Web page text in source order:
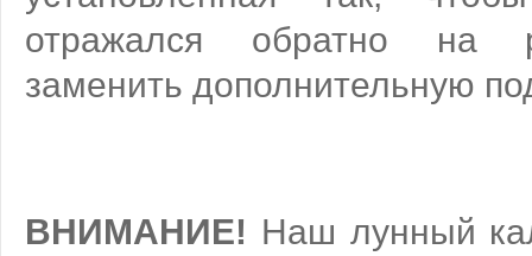
отражался обратно на
заменить дополнительную
ВНИМАНИЕ! Наш лунный